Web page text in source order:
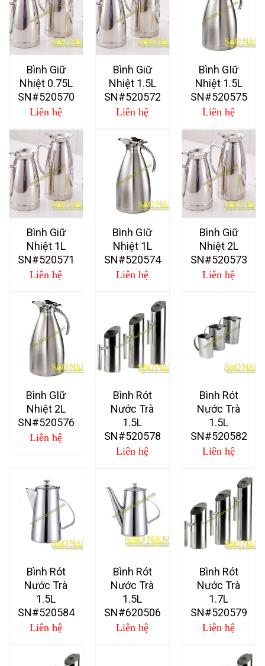
Bình Giữ
Nhiệt 0.75L
SN#520570
Liên hệ
Bình Giữ
Nhiệt 1.5L
SN#520572
Liên hệ
Bình GIữ
Nhiệt 1.5L
SN#520575
Liên hệ
Bình Giữ
Nhiệt 1L
SN#520571
Liên hệ
Bình GIữ
Nhiệt 1L
SN#520574
Liên hệ
Bình Giữ
Nhiệt 2L
SN#520573
Liên hệ
Bình GIữ
Nhiệt 2L
SN#520576
Liên hệ
Bình Rót
Nước Trà
1.5L
SN#520578
Liên hệ
Bình Rót
Nước Trà
1.5L
SN#520582
Liên hệ
Bình Rót
Nước Trà
1.5L
SN#520584
Liên hệ
Bình Rót
Nước Trà
1.5L
SN#620506
Liên hệ
Bình Rót
Nước Trà
1.7L
SN#520579
Liên hệ